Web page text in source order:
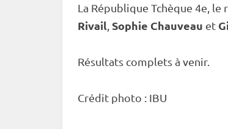
La République Tchèque 4e, le
Rivail Sophie Chauveau et
Résultats complets à venir.
Crédit photo : IBU